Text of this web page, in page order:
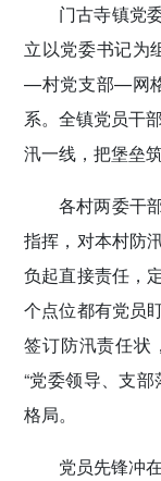
门古寺镇党
立以党委书记为
—村党支部—网
系。全镇党员干
汛一线，把堡垒
各村两委干
指挥，对本村防
负起直接责任，
个点位都有党员
签订防汛责任状
“党委领导、支
格局。
党员先锋冲